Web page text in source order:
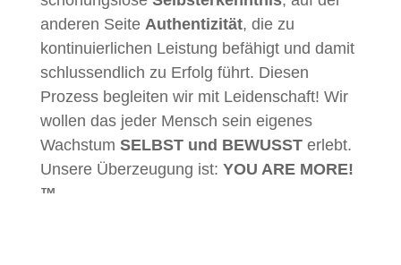
anderen Seite Authentizität, die zu
kontinuierlichen Leistung befähigt und damit
schlussendlich zu Erfolg führt. Diesen
Prozess begleiten wir mit Leidenschaft! Wir
wollen das jeder Mensch sein eigenes
Wachstum SELBST und BEWUSSTerlebt.
Unsere Überzeugung ist: YOU ARE MORE!
™